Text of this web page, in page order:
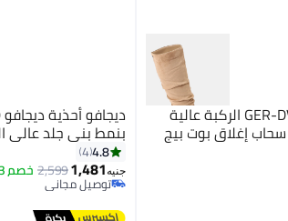
ديجافو حذاء ديجافو GER-DVTX-031 الركبة عالية
إغلاق بوت بيج
2
بنمط بني جلد عالي
4.8
4
جنيه1,481
2,599خصم 43%
توصيل مجاني
توصيل مجاني